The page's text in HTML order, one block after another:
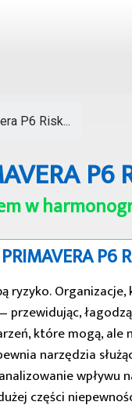
P6 Risk...
P6
w
P6
ryzyko.
które mogą, ale
narzędzia
wpływu
części